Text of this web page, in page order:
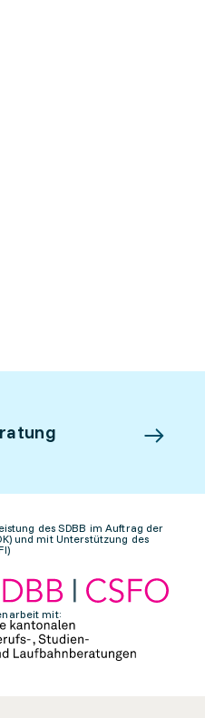
des SDBB im Auftrag der
und mit Unterstützung des
mit: